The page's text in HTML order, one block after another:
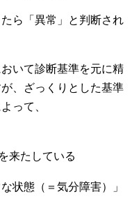
ら「異常」と判断され
いて診断基準を元に精
、ざっくりとした基準
って、
来たしている
状態（＝気分障害）」